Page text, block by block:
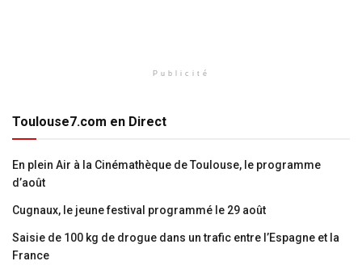
Publicité
Toulouse7.com en Direct
En plein Air à la Cinémathèque de Toulouse, le programme
d’août
Cugnaux, le jeune festival programmé le 29 août
Saisie de 100 kg de drogue dans un trafic entre l’Espagne et la
France